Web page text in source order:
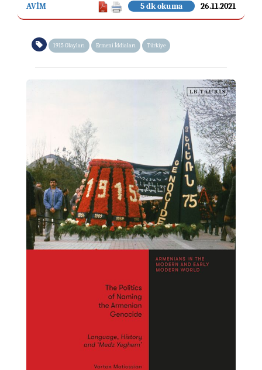
AVİM
26.11.2021
5 dk okuma
1915 Olayları Ermeni İddiaları Türkiye